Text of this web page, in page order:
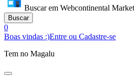
Buscar em Webcontinental
Buscar
0
Boas vindas :)Entre ou Cadastre-se
Tem no Magalu